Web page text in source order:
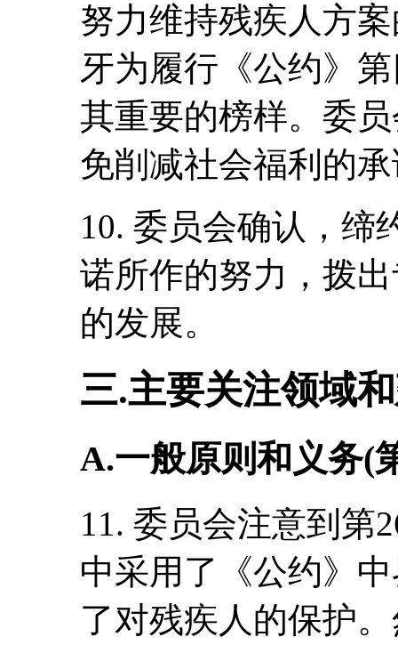
努力维持残疾人方
牙为履行《公约》
其重要的榜样。委
免削减社会福利的
10. 委员会确认，缔
诺所作的努力，拨
的发展。
三.主要关注领域
A.一般原则和义务(
11. 委员会注意到第
中采用了《公约》
了对残疾人的保护